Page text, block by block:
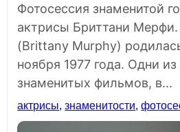
Фотосессия знаменитой
актрисы Бриттани
(Brittany Murphy)
ноября 1977 года. Одни
знаменитых фильмов, в...
актрисы,знаменитости,